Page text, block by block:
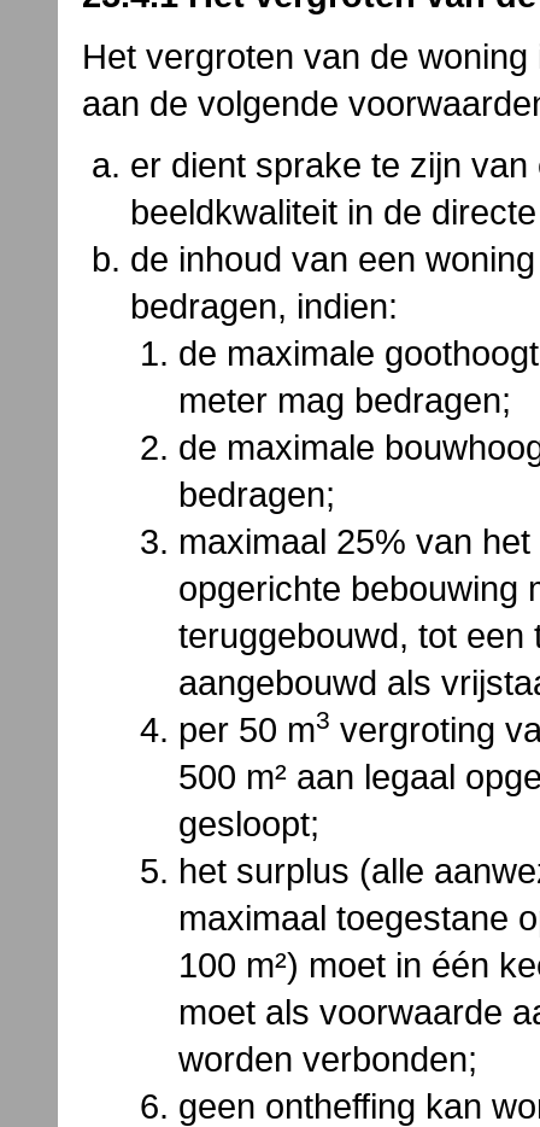
Het vergroten van de
aan de volgende
er dient sprake te zijn
beeldkwaliteit in de
de inhoud van een
bedragen, indien:
de maximale
meter mag bedragen;
de maximale
bedragen;
maximaal 25% van
opgerichte bebouwing
teruggebouwd, tot een
aangebouwd als
per 50 m3 vergroting
500 m² aan legaal
gesloopt;
het surplus (alle
maximaal toegestane
100 m²) moet in één
moet als voorwaarde
worden verbonden;
geen ontheffing kan